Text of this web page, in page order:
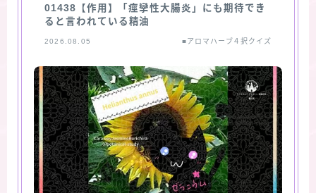
01438【作用】「痙攣性大腸炎」にも期待でき
ると言われている精油
2026.08.05 ■アロマハーブ４択クイズ